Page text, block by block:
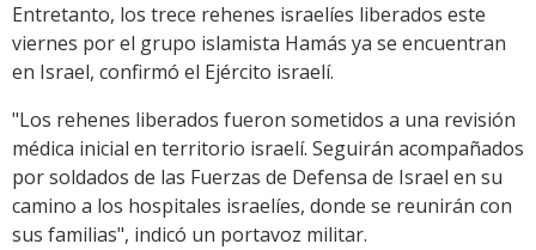
Entretanto, los trece rehenes israelíes liberados este
viernes por el grupo islamista Hamás ya se encuentran
en Israel, confirmó el Ejército israelí.
"Los rehenes liberados fueron sometidos a una revisión
médica inicial en territorio israelí. Seguirán acompañados
por soldados de las Fuerzas de Defensa de Israel en su
camino a los hospitales israelíes, donde se reunirán con
sus familias", indicó un portavoz militar.